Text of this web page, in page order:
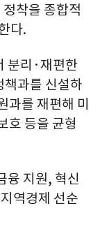
착을 종합적
다.
분리·재편한
과를 신설하
를 재편해 미
호 등을 균형
융 지원, 혁신
역경제 선순